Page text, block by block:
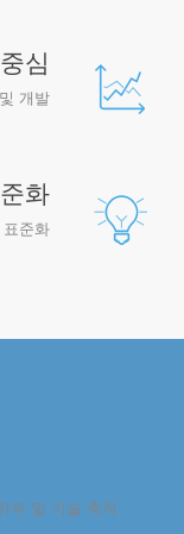
심
개발
화
준화
우 및 기술 축척